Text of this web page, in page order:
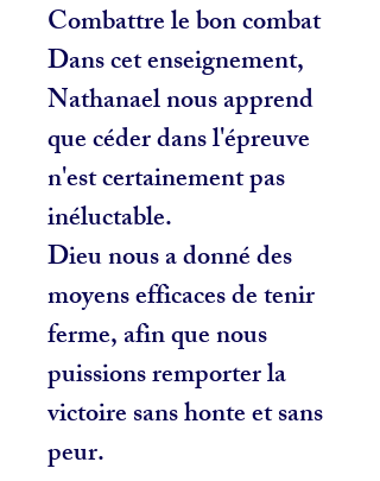
Combattre le bon combat
Dans cet enseignement,
Nathanael nous apprend
que céder dans l'épreuve
n'est certainement pas
inéluctable.
Dieu nous a donné des
moyens efficaces de tenir
ferme, afin que nous
puissions remporter la
victoire sans honte et sans
peur.